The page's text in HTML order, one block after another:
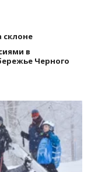
склоне
в
Черного